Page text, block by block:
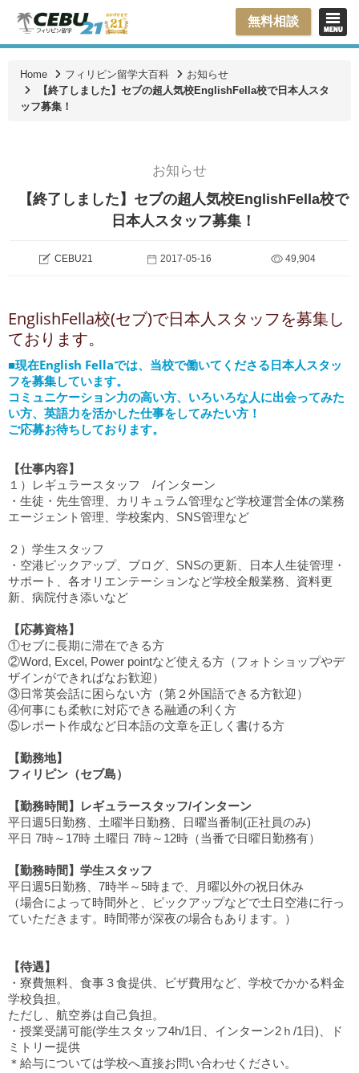
無料相談
Home フィリピン留学大百科
お知らせ
【終了しました】セブの超人気校EnglishFella校で日本人スタ
ッフ募集！
お知らせ
【終了しました】セブの超人気校EnglishFella校で
日本人スタッフ募集！
CEBU21 2017-05-16 49,904
EnglishFella校(セブ)で日本人スタッフを募集し
ております。
■現在English Fellaでは、当校で働いてくださる日本人スタッ
フを募集しています。
コミュニケーション力の高い方、いろいろな人に出会ってみた
い方、英語力を活かした仕事をしてみたい方！
ご応募お待ちしております。
【仕事内容】
１）レギュラースタッフ /インターン
・生徒・先生管理、カリキュラム管理など学校運営全体の業務
エージェント管理、学校案内、SNS管理など
２）学生スタッフ
・空港ピックアップ、ブログ、SNSの更新、日本人生徒管理・
サポート、各オリエンテーションなど学校全般業務、資料更
新、病院付き添いなど
【応募資格】
①セブに長期に滞在できる方
②Word, Excel, Power pointなど使える方（フォトショップやデ
ザインができればなお歓迎）
③日常英会話に困らない方（第２外国語できる方歓迎）
④何事にも柔軟に対応できる融通の利く方
⑤レポート作成など日本語の文章を正しく書ける方
【勤務地】
フィリピン（セブ島）
【勤務時間】レギュラースタッフ/インターン
平日週5日勤務、土曜半日勤務、日曜当番制(正社員のみ)
平日 7時～17時 土曜日 7時～12時（当番で日曜日勤務有）
【勤務時間】学生スタッフ
平日週5日勤務、7時半～5時まで、月曜以外の祝日休み
（場合によって時間外と、ピックアップなどで土日空港に行っ
ていただきます。時間帯が深夜の場合もあります。）
【待遇】
・寮費無料、食事３食提供、ビザ費用など、学校でかかる料金
学校負担。
ただし、航空券は自己負担。
・授業受講可能(学生スタッフ4h/1日、インターン2ｈ/1日)、ド
ミトリー提供
＊給与については学校へ直接お問い合わせください。